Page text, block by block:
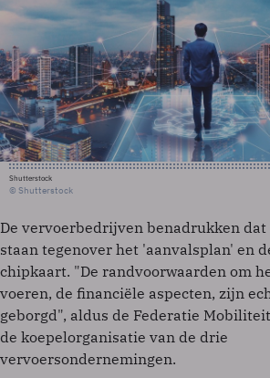
Shutterstock
© Shutterstock
De vervoerbedrijven benadrukken dat
staan tegenover het 'aanvalsplan' en
chipkaart. "De randvoorwaarden om
voeren, de financiële aspecten, zijn
geborgd", aldus de Federatie
de koepelorganisatie van de drie
vervoersondernemingen.